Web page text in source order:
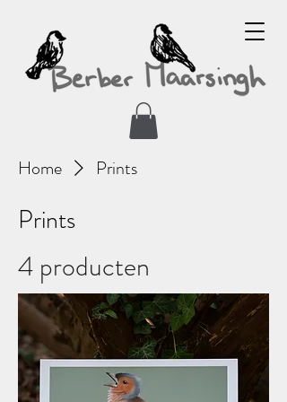
Home Prints
Prints
4 producten